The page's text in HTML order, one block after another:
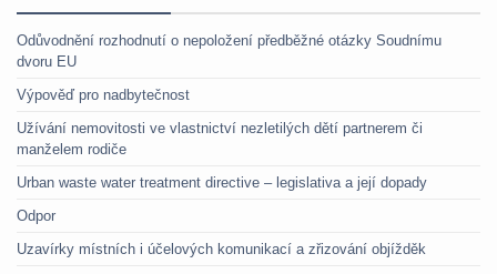
Odůvodnění rozhodnutí o nepoložení předběžné otázky Soudnímu
dvoru EU
Výpověď pro nadbytečnost
Užívání nemovitosti ve vlastnictví nezletilých dětí partnerem či
manželem rodiče
Urban waste water treatment directive – legislativa a její dopady
Odpor
Uzavírky místních i účelových komunikací a zřizování objížděk